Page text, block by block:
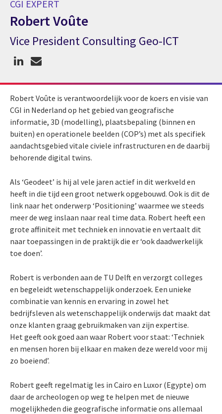
CGI EXPERT
Robert Voûte
CGI expert Robert Voûte
Vice President Consulting Geo-ICT
Robert Voûte is verantwoordelijk voor de koers en visie van
CGI in Nederland op het gebied van geografische
informatie, 3D (modelling), plaatsbepaling (binnen en
buiten) en operationele beelden (COP’s) met als specifiek
aandachtsgebied vitale civiele infrastructuren en de daarbij
behorende digital twins.
Als ‘Geodeet’ is hij al vele jaren actief in dit werkveld en
heeft in die tijd een groot netwerk opgebouwd. Ook is dit de
link naar het onderwerp ‘Positioning’ waarmee we steeds
meer de weg inslaan naar real time data. Robert heeft een
grote affiniteit met techniek en innovatie en vertaalt dit
naar toepassingen in de praktijk die er ‘ook daadwerkelijk
toe doen’.
Robert is verbonden aan de TU Delft en verzorgt colleges
en begeleidt wetenschappelijk onderzoek. Een unieke
combinatie van kennis en ervaring in zowel het
bedrijfsleven als wetenschappelijk onderwijs dat maakt dat
onze klanten graag gebruikmaken van zijn expertise.
Het geeft ook goed aan waar Robert voor staat: ‘Techniek
en mensen horen bij elkaar en maken deze wereld voor mij
zo boeiend’.
Robert geeft regelmatig les in Cairo en Luxor (Egypte) om
daar de archeologen op weg te helpen met de nieuwe
mogelijkheden die geografische informatie ons allemaal